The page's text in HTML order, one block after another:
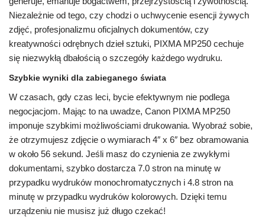
Niezależnie od tego, czy chodzi o uchwycenie esencji żywych
zdjęć, profesjonalizmu oficjalnych dokumentów, czy
kreatywności odrębnych dzieł sztuki, PIXMA MP250 cechuje
się niezwykłą dbałością o szczegóły każdego wydruku.
Szybkie wyniki dla zabieganego świata
W czasach, gdy czas leci, bycie efektywnym nie podlega
negocjacjom. Mając to na uwadze, Canon PIXMA MP250
imponuje szybkimi możliwościami drukowania. Wyobraź sobie,
że otrzymujesz zdjęcie o wymiarach 4″ x 6″ bez obramowania
w około 56 sekund. Jeśli masz do czynienia ze zwykłymi
dokumentami, szybko dostarcza 7.0 stron na minutę w
przypadku wydruków monochromatycznych i 4.8 stron na
minutę w przypadku wydruków kolorowych. Dzięki temu
urządzeniu nie musisz już długo czekać!